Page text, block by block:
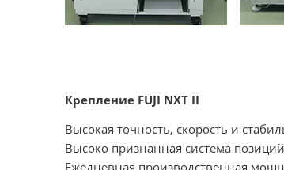
Крепление FUJI NXT II
Высокая точность, скорость и
Высоко признанная система позиций
Ежедневная производственная